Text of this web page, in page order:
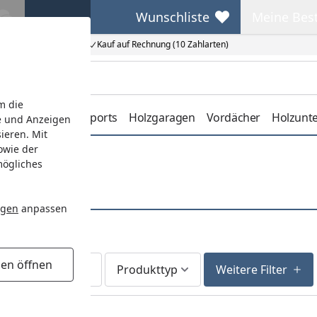
die
und Anzeigen
Mit
der
anpassen
öffnen
Kauf auf Rechnung (10 Zahlarten)
Wunschliste
Wunschliste
Carports Holzgaragen Vordächer
Lieferzeit Produkttyp Weitere Filter